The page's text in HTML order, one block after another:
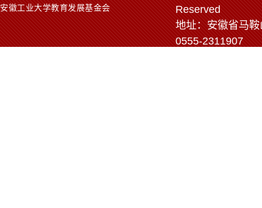
安徽工业大学教育发展基金会
Reserved
地址：安徽省马
0555-2311907